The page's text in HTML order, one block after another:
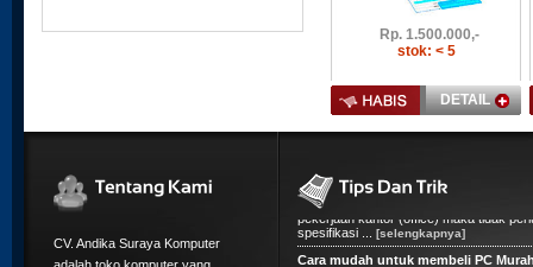
Rp. 1.500.000,-
stok: < 5
DETAIL
CV. Andika Suraya Komputer
5 Tips Membeli Komputer Rakitan
1. Fungsi komputer mau untuk apa? Jika
komputer hanya ditujukan untuk